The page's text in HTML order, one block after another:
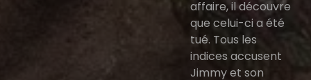
affaire, il découvre
que celui-ci a été
tué. Tous les
indices accusent
Jimmy et son